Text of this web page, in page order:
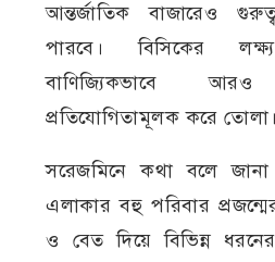
আন্তর্জাতিক বাজারেও
পারবে। বিসিকের
বাণিজ্যিকভাবে
প্রতিযোগিতামূলক করে
সরেজমিনে কথা বলে
এলাকার বহু পরিবার
ও বেত দিয়ে বিভিন্ন